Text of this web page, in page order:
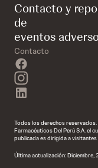
Contacto y
de
eventos
Contacto
instagram
Todos los derechos
Farmacéuticos Del Perú S.A. el
publicada es dirigida a visitantes
Última actualización: Diciembre,